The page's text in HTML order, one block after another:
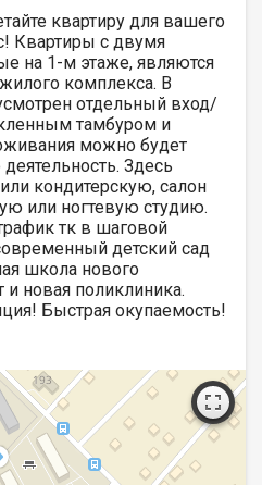
квартиру для вашего
Квартиры с двумя
на 1-м этаже, являются
комплекса. В
отдельный вход/
тамбуром и
можно будет
Здесь
кондитерскую, салон
или ногтевую студию.
тк в шаговой
детский сад
школа нового
и новая поликлиника.
Быстрая окупаемость!